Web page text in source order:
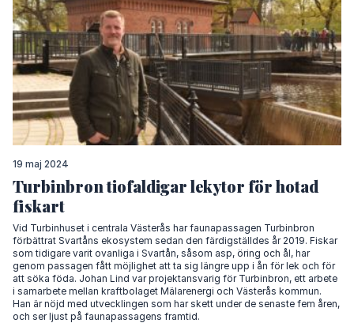
19 maj 2024
Turbinbron tiofaldigar lekytor för hotad
fiskart
Vid Turbinhuset i centrala Västerås har faunapassagen Turbinbron
förbättrat Svartåns ekosystem sedan den färdigställdes år 2019. Fiskar
som tidigare varit ovanliga i Svartån, såsom asp, öring och ål, har
genom passagen fått möjlighet att ta sig längre upp i ån för lek och för
att söka föda. Johan Lind var projektansvarig för Turbinbron, ett arbete
i samarbete mellan kraftbolaget Mälarenergi och Västerås kommun.
Han är nöjd med utvecklingen som har skett under de senaste fem åren,
och ser ljust på faunapassagens framtid.